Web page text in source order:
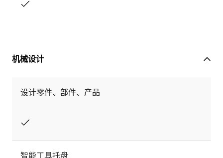
机械设计
设计零件、部件、产品